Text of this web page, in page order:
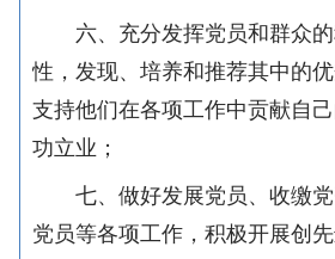
六、充分发挥党员和群众的
性，发现、培养和推荐其中的
支持他们在各项工作中贡献自
功立业；
七、做好发展党员、收缴党
党员等各项工作，积极开展创